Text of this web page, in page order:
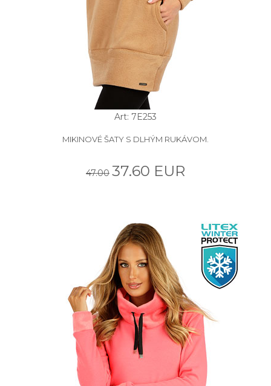
Art: 7E253
MIKINOVÉ ŠATY S DLHÝM RUKÁVOM.
47.00 37.60 EUR